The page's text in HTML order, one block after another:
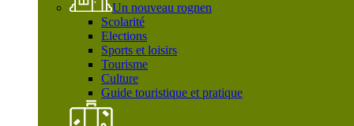
Un nouveau rognen
Scolarité
Elections
Sports et loisirs
Tourisme
Culture
Guide touristique et pratique